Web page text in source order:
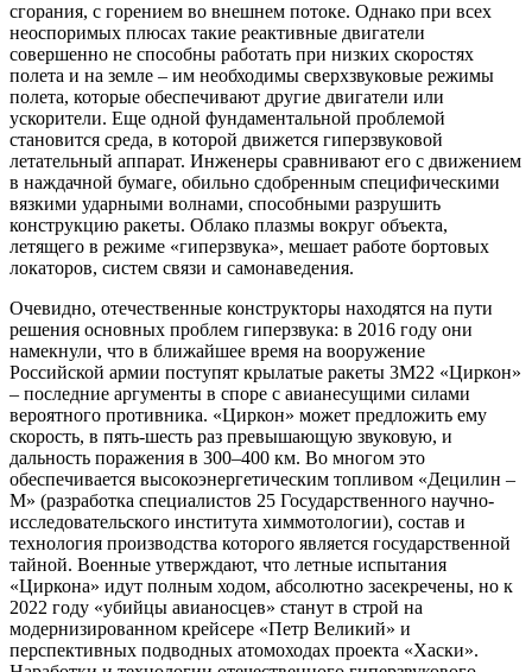
сгорания, с горением во внешнем потоке. Однако при всех
неоспоримых плюсах такие реактивные двигатели
совершенно не способны работать при низких скоростях
полета и на земле – им необходимы сверхзвуковые режимы
полета, которые обеспечивают другие двигатели или
ускорители. Еще одной фундаментальной проблемой
становится среда, в которой движется гиперзвуковой
летательный аппарат. Инженеры сравнивают его с движением
в наждачной бумаге, обильно сдобренным специфическими
вязкими ударными волнами, способными разрушить
конструкцию ракеты. Облако плазмы вокруг объекта,
летящего в режиме «гиперзвука», мешает работе бортовых
локаторов, систем связи и самонаведения.
Очевидно, отечественные конструкторы находятся на пути
решения основных проблем гиперзвука: в 2016 году они
намекнули, что в ближайшее время на вооружение
Российской армии поступят крылатые ракеты 3М22 «Циркон»
– последние аргументы в споре с авианесущими силами
вероятного противника. «Циркон» может предложить ему
скорость, в пять-шесть раз превышающую звуковую, и
дальность поражения в 300–400 км. Во многом это
обеспечивается высокоэнергетическим топливом «Децилин –
М» (разработка специалистов 25 Государственного научно-
исследовательского института химмотологии), состав и
технология производства которого является государственной
тайной. Военные утверждают, что летные испытания
«Циркона» идут полным ходом, абсолютно засекречены, но к
2022 году «убийцы авианосцев» станут в строй на
модернизированном крейсере «Петр Великий» и
перспективных подводных атомоходах проекта «Хаски».